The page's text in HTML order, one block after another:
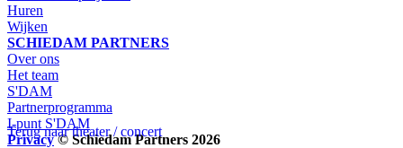
Terug naar theater / concert
Huren
Wijken
SCHIEDAM PARTNERS
Over ons
Het team
S'DAM
Partnerprogramma
I-punt S'DAM
Privacy © Schiedam Partners 2026